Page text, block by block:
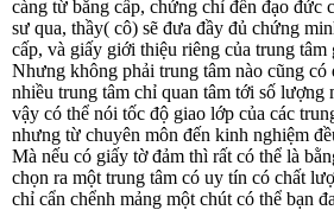
càng từ bằng cấp, chứng chỉ đến đạo đức
sư qua, thầy( cô) sẽ đưa đầy đủ chứng
cấp, và giấy giới thiệu riêng của trung
Nhưng không phải trung tâm nào cũng
nhiều trung tâm chỉ quan tâm tới số lượng
vậy có thể nói tốc độ giao lớp của các
nhưng từ chuyên môn đến kinh nghiệm
Mà nếu có giấy tờ đảm thì rất có thể là
chọn ra một trung tâm có uy tín có chất
chỉ cẩn chểnh mảng một chút có thể bạn